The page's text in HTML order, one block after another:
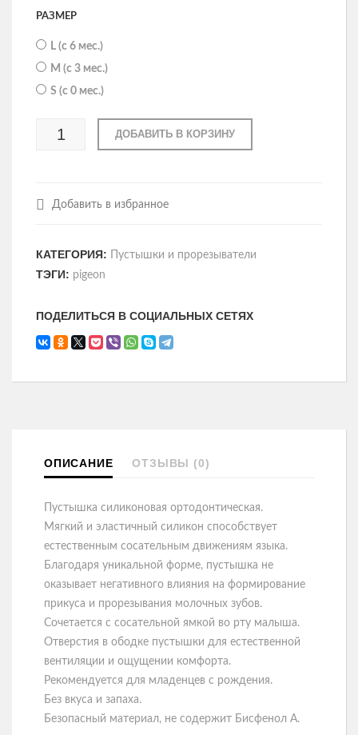
РАЗМЕР
L (с 6 мес.)
M (с 3 мес.)
S (с 0 мес.)
ДОБАВИТЬ В КОРЗИНУ
Добавить в избранное
КАТЕГОРИЯ: Пустышки и прорезыватели
ТЭГИ: pigeon
ПОДЕЛИТЬСЯ В СОЦИАЛЬНЫХ СЕТЯХ
ОПИСАНИЕ ОТЗЫВЫ (0)
Пустышка силиконовая ортодонтическая.
Мягкий и эластичный силикон способствует
естественным сосательным движениям языка.
Благодаря уникальной форме, пустышка не
оказывает негативного влияния на формирование
прикуса и прорезывания молочных зубов.
Сочетается с сосательной ямкой во рту малыша.
Отверстия в ободке пустышки для естественной
вентиляции и ощущении комфорта.
Рекомендуется для младенцев с рождения.
Без вкуса и запаха.
Безопасный материал, не содержит Бисфенол А.